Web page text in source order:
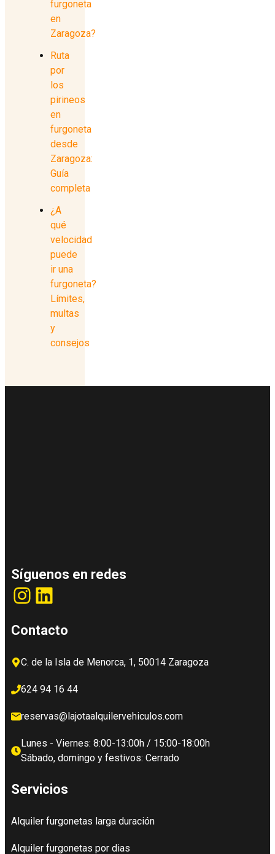
furgoneta
en
Zaragoza?
Ruta
por
los
pirineos
en
furgoneta
desde
Zaragoza:
Guía
completa
¿A
qué
velocidad
puede
ir una
furgoneta?
Límites,
multas
y
consejos
Síguenos en redes
Instagram
LinkedIn
Contacto
C. de la Isla de Menorca, 1, 50014 Zaragoza
624 94 16 44
reservas@lajotaalquilervehiculos.com
Lunes - Viernes: 8:00-13:00h / 15:00-18:00h
Sábado, domingo y festivos: Cerrado
Servicios
Alquiler furgonetas larga duración
Alquiler furgonetas por dias